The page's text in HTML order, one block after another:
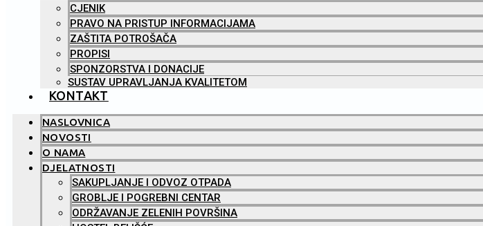
CJENIK
PRAVO NA PRISTUP INFORMACIJAMA
ZAŠTITA POTROŠAČA
PROPISI
SPONZORSTVA I DONACIJE
SUSTAV UPRAVLJANJA KVALITETOM
KONTAKT
NASLOVNICA
NOVOSTI
O NAMA
DJELATNOSTI
SAKUPLJANJE I ODVOZ OTPADA
GROBLJE I POGREBNI CENTAR
ODRŽAVANJE ZELENIH POVRŠINA